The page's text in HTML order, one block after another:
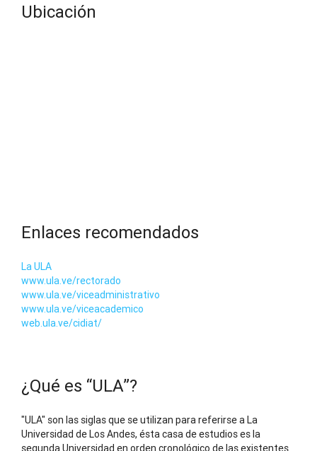
Ubicación
Enlaces recomendados
La ULA
www.ula.ve/rectorado
www.ula.ve/viceadministrativo
www.ula.ve/viceacademico
web.ula.ve/cidiat/
¿Qué es “ULA”?
"ULA" son las siglas que se utilizan para referirse a La
Universidad de Los Andes, ésta casa de estudios es la
segunda Universidad en orden cronológico de las existentes